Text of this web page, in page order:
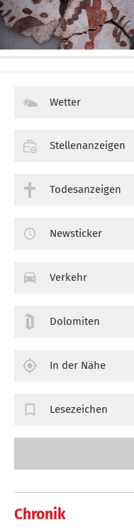
Chronik
Wetter
Stellenanzeigen
Todesanzeigen
Newsticker
Verkehr
Dolomiten
In der Nähe
Lesezeichen